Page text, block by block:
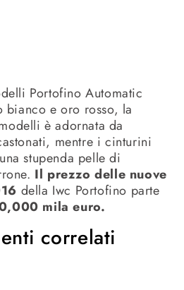
Portofino Automatic
e oro rosso, la
è adornata da
mentre i cinturini
stupenda pelle di
Il prezzo delle nuove
della Iwc Portofino parte
mila euro.
correlati